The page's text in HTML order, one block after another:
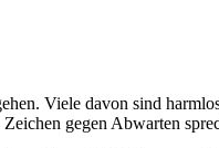
Viele davon sind
gegen Abwarten